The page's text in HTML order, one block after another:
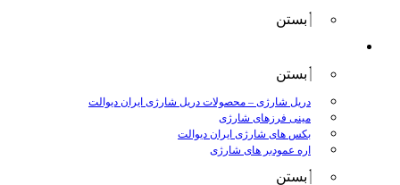
بستن
بستن
دریل شارژی – محصولات دریل شارژی ایران دیوالت
مینی فرزهای شارژی
بکس های شارژی ایران دیوالت
اره عمودبر های شارژی
بستن